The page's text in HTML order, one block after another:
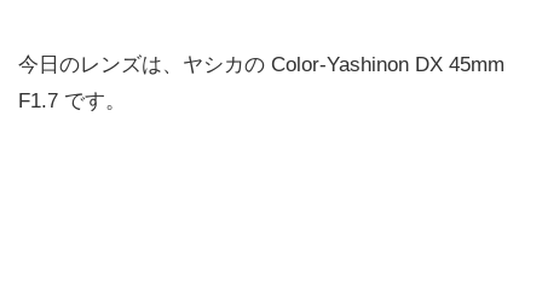
今日のレンズは、ヤシカの Color-Yashinon DX 45mm
F1.7 です。